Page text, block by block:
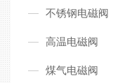
不锈钢电磁阀
高温电磁阀
煤气电磁阀